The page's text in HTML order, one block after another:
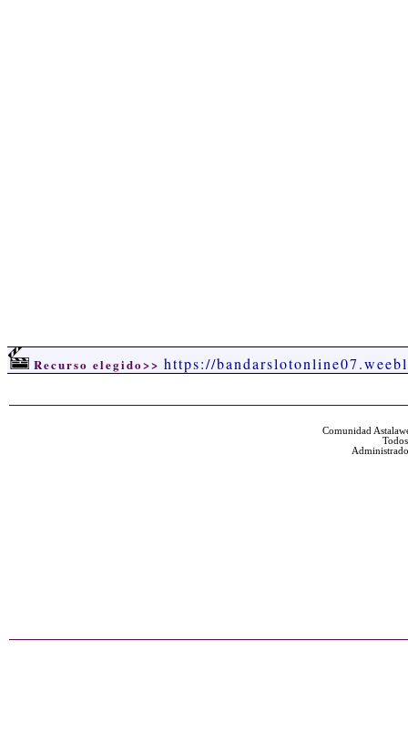
Recurso elegido>> https://
Comunidad